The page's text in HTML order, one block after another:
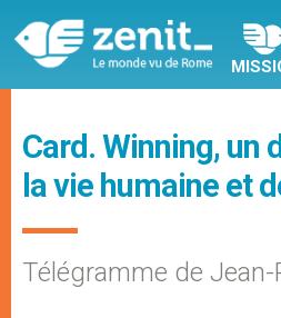
Card. Winning, un
la vie humaine et
Télégramme de Jean-